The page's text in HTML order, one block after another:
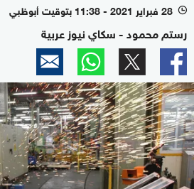
l 28 فبراير 2021 - 11:38 بتوقيت أبوظبي
رستم محمود - سكاي نيوز عربية